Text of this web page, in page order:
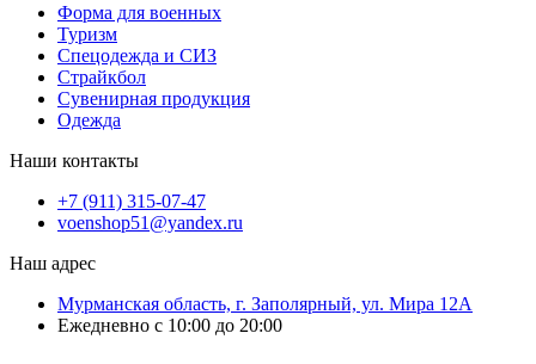
Форма для военных
Туризм
Спецодежда и СИЗ
Страйкбол
Сувенирная продукция
Одежда
Наши контакты
+7 (911) 315-07-47
voenshop51@yandex.ru
Наш адрес
Мурманская область, г. Заполярный, ул. Мира 12А
Ежедневно с 10:00 до 20:00